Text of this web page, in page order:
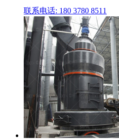
联系电话: 180 3780 8511